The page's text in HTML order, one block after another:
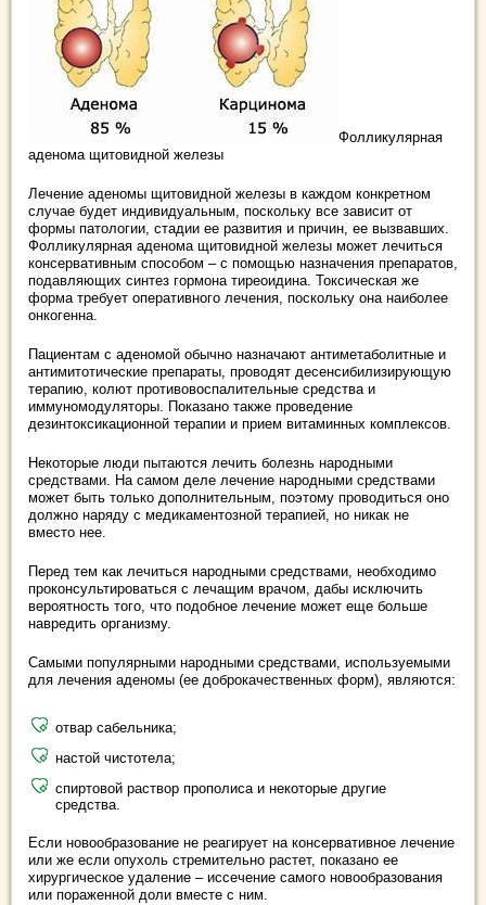
Фолликулярная
аденома щитовидной железы
Лечение аденомы щитовидной железы в каждом конкретном
случае будет индивидуальным, поскольку все зависит от
формы патологии, стадии ее развития и причин, ее вызвавших.
Фолликулярная аденома щитовидной железы может лечиться
консервативным способом – с помощью назначения препаратов,
подавляющих синтез гормона тиреоидина. Токсическая же
форма требует оперативного лечения, поскольку она наиболее
онкогенна.
Пациентам с аденомой обычно назначают антиметаболитные и
антимитотические препараты, проводят десенсибилизирующую
терапию, колют противовоспалительные средства и
иммуномодуляторы. Показано также проведение
дезинтоксикационной терапии и прием витаминных комплексов.
Некоторые люди пытаются лечить болезнь народными
средствами. На самом деле лечение народными средствами
может быть только дополнительным, поэтому проводиться оно
должно наряду с медикаментозной терапией, но никак не
вместо нее.
Перед тем как лечиться народными средствами, необходимо
проконсультироваться с лечащим врачом, дабы исключить
вероятность того, что подобное лечение может еще больше
навредить организму.
Самыми популярными народными средствами, используемыми
для лечения аденомы (ее доброкачественных форм), являются:
отвар сабельника;
настой чистотела;
спиртовой раствор прополиса и некоторые другие
средства.
Если новообразование не реагирует на консервативное лечение
или же если опухоль стремительно растет, показано ее
хирургическое удаление – иссечение самого новообразования
или пораженной доли вместе с ним.